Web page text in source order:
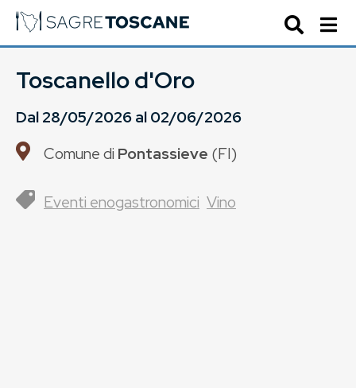
Toscanello d'Oro
Dal28/05/2026al02/06/2026
Comune di Pontassieve (FI)
Eventi enogastronomici Vino